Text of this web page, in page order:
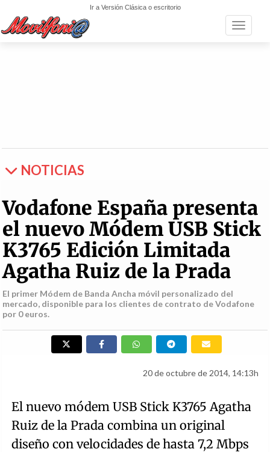
Ir a Versión Clásica o escritorio
Toggle
NOTICIAS
Vodafone España presenta
el nuevo Módem USB Stick
K3765 Edición Limitada
Agatha Ruiz de la Prada
El primer Módem de Banda Ancha móvil personalizado del
mercado, disponible para los clientes de contrato de Vodafone
por 0 euros.
20 de octubre de 2014, 14:13h
El nuevo módem USB Stick K3765 Agatha
Ruiz de la Prada combina un original
diseño con velocidades de hasta 7,2 Mbps